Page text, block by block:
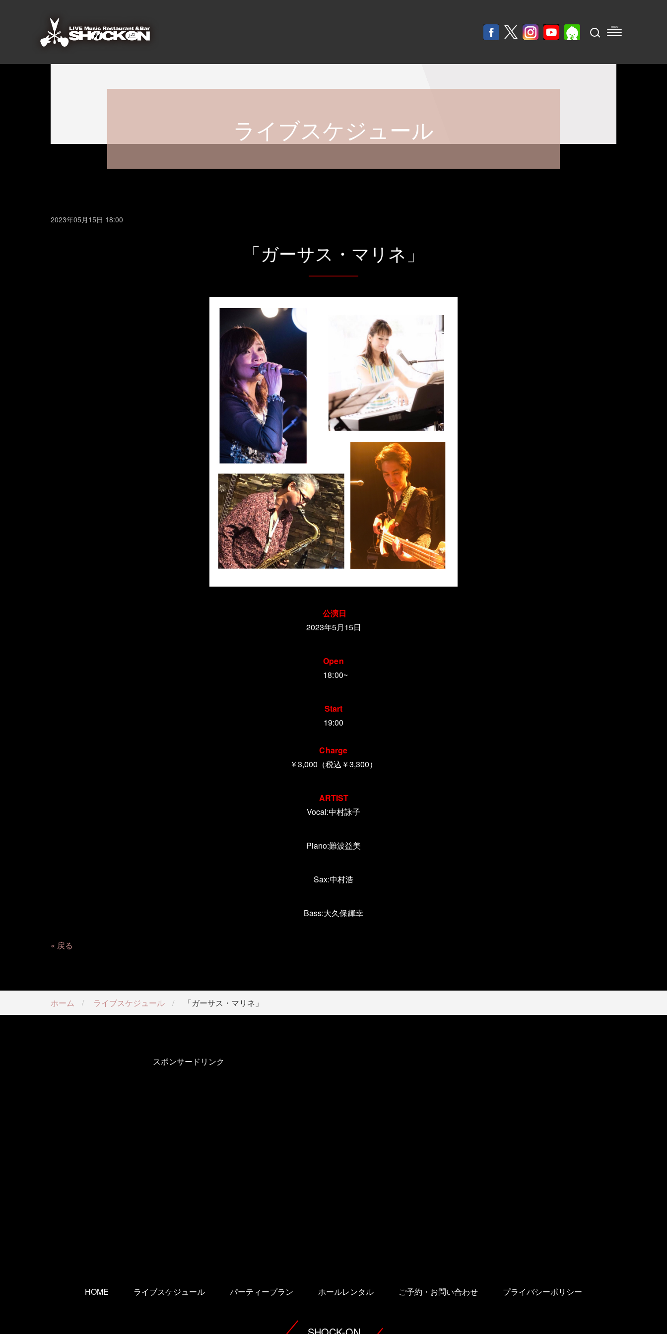
ライブスケジュール
2023年05月15日 18:00
「ガーサス・マリネ」
公演日
2023年5月15日
Open
18:00~
Start
19:00
Charge
￥3,000（税込￥3,300）
ARTIST
Vocal:中村詠子
Piano:難波益美
Sax:中村浩
Bass:大久保輝幸
戻る
ホーム ライブスケジュール 「ガーサス・マリネ」
スポンサードリンク
HOME ライブスケジュール パーティープラン ホールレンタル ご予約・お問い合わせ プライバシーポリシー